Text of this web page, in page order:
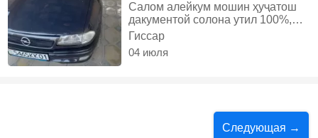
Салом алейкум мошин ҳуҷатош
дакументой солона утил 100%,
Газ-бензин, Механика, Универсал
Гиссар
04 июля
Следующая →